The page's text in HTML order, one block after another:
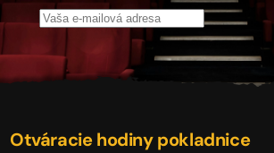
Otváracie hodiny pokladnice